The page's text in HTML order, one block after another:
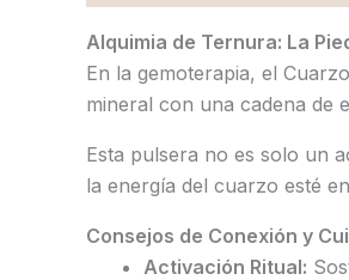
Alquimia de Ternura: La
En la gemoterapia, el
mineral con una cadena de
Esta pulsera no es solo un
la energía del cuarzo esté
Consejos de Conexión y
Activación Ritual: